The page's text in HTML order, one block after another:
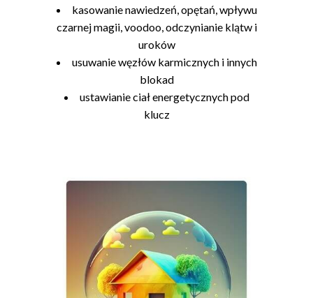
kasowanie nawiedzeń, opętań, wpływu
czarnej magii, voodoo, odczynianie klątw i
uroków
usuwanie węzłów karmicznych i innych
blokad
ustawianie ciał energetycznych pod
klucz